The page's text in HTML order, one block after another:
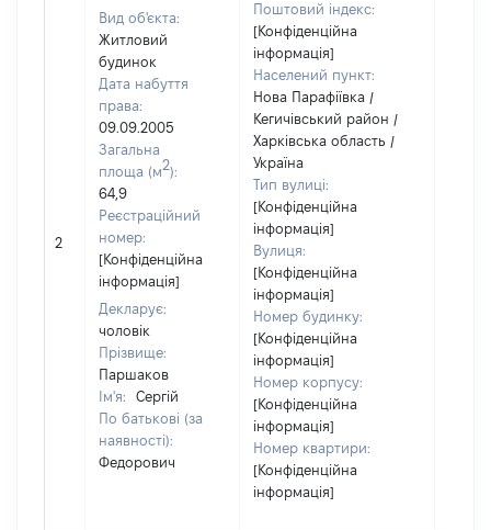
2
Вид об'єкта:
Житловий
будинок
Дата набуття
права:
09.09.2005
Загальна
площа (м2):
64,9
Реєстраційний
номер:
[Конфіденційна
інформація]
Декларує:
чоловік
Прізвище:
Паршаков
Ім'я:
Сергій
По батькові (за
наявності):
Федорович
Поштовий індекс:
[Конфіденційна
інформація]
Населений пункт:
Нова Парафіївка /
Кегичівський район /
Харківська область /
Україна
Тип вулиці:
[Конфіденційна
інформація]
Вулиця:
[Конфіденційна
інформація]
Номер будинку:
[Конфіденційна
інформація]
Номер корпусу:
[Конфіденційна
інформація]
Номер квартири:
[Конфіденційна
інформація]